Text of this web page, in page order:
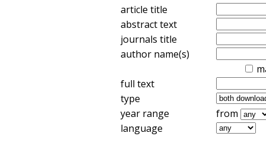
article title
abstract text
journals title
author name(s)
full text
type
year range
from
language